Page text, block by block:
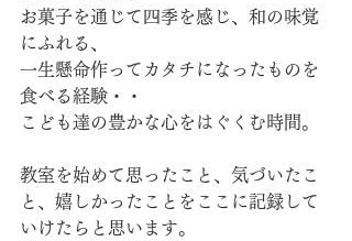
お菓子を通じて四季を感じ、和の味覚
にふれる、
一生懸命作ってカタチになったものを
食べる経験・・
こども達の豊かな心をはぐくむ時間。
教室を始めて思ったこと、気づいたこ
と、嬉しかったことをここに記録して
いけたらと思います。